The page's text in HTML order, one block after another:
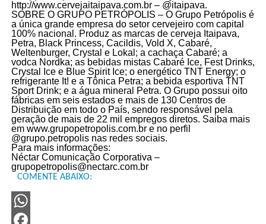
http://www.cervejaitaipava.com.br – @itaipava.
SOBRE O GRUPO PETRÓPOLIS – O Grupo Petrópolis é
a única grande empresa do setor cervejeiro com capital
100% nacional. Produz as marcas de cerveja Itaipava,
Petra, Black Princess, Cacildis, Vold X, Cabaré,
Weltenburger, Crystal e Lokal; a cachaça Cabaré; a
vodca Nordka; as bebidas mistas Cabaré Ice, Fest Drinks,
Crystal Ice e Blue Spirit Ice; o energético TNT Energy; o
refrigerante It! e a Tônica Petra; a bebida esportiva TNT
Sport Drink; e a água mineral Petra. O Grupo possui oito
fábricas em seis estados e mais de 130 Centros de
Distribuição em todo o País, sendo responsável pela
geração de mais de 22 mil empregos diretos. Saiba mais
em www.grupopetropolis.com.br e no perfil
@grupo.petropolis nas redes sociais.
Para mais informações:
Néctar Comunicação Corporativa –
grupopetropolis@nectarc.com.br
COMENTE ABAIXO:
WhatsApp